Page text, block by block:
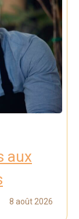
aux
8 août 2026